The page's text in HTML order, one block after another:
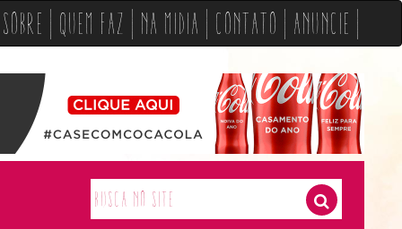
Sobre Quem Faz Na Midia Contato Anuncie